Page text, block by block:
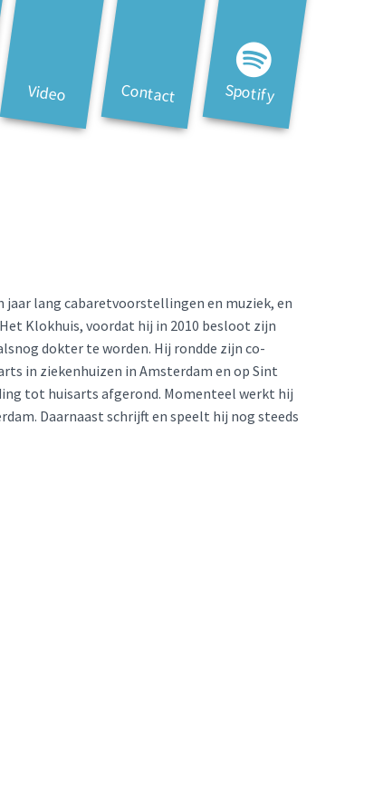
Video Contact Spotify
jaar lang cabaretvoorstellingen en muziek, en
Klokhuis, voordat hij in 2010 besloot zijn
dokter te worden. Hij rondde zijn co-
in ziekenhuizen in Amsterdam en op Sint
tot huisarts afgerond. Momenteel werkt hij
Daarnaast schrijft en speelt hij nog steeds